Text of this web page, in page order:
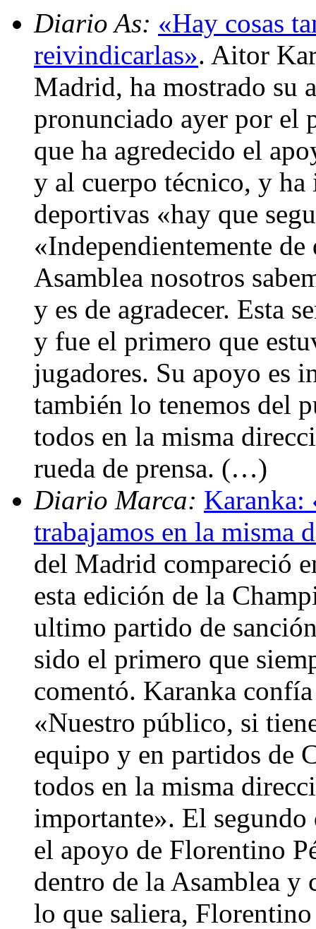
Diario As: «Hay cosas
reivindicarlas». Aitor
Madrid, ha mostrado su
pronunciado ayer por el
que ha agredecido el
y al cuerpo técnico, y
deportivas «hay que
«Independientemente
Asamblea nosotros
y es de agradecer. Esta
y fue el primero que
jugadores. Su apoyo es
también lo tenemos del
todos en la misma
rueda de prensa. (…)
Diario Marca: Karanka:
trabajamos en la misma
del Madrid compareció
esta edición de la
ultimo partido de
sido el primero que
comentó. Karanka
«Nuestro público, si
equipo y en partidos de
todos en la misma
importante». El
el apoyo de Florentino
dentro de la Asamblea y
lo que saliera,